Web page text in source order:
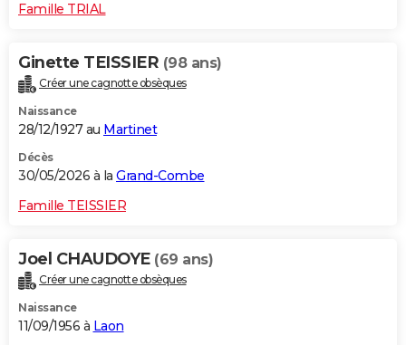
Famille TRIAL
Ginette TEISSIER (98 ans)
Créer une cagnotte obsèques
Naissance
28/12/1927 au Martinet
Décès
30/05/2026 à la Grand-Combe
Famille TEISSIER
Joel CHAUDOYE (69 ans)
Créer une cagnotte obsèques
Naissance
11/09/1956 à Laon